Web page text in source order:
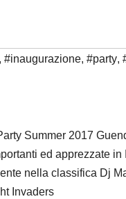
, #inaugurazione, #party,
Summer 2017
ed apprezzate in
nella classifica Dj
Invaders